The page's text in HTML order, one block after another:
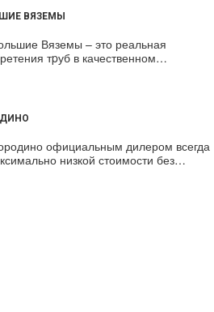
ВЯЗЕМЫ
Вяземы – это реальная
тpуб в качественном…
официальным дилером всегда
низкой стоимости без…